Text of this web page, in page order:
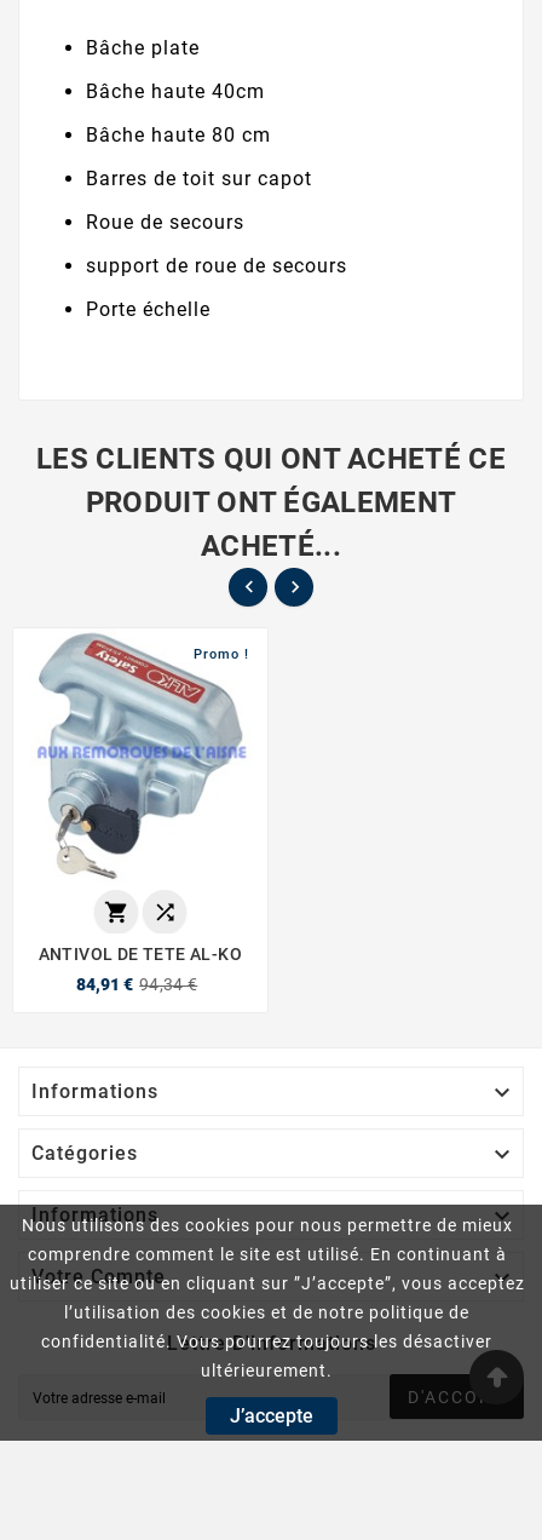
Nous utilisons des cookies pour nous permettre de mieux
comprendre comment le site est utilisé. En continuant à
utiliser ce site ou en cliquant sur ”J’accepte”, vous acceptez
l’utilisation des cookies et de notre politique de
confidentialité. Vous pourrez toujours les désactiver
ultérieurement.
J’accepte
Bâche plate
Bâche haute 40cm
Bâche haute 80 cm
Barres de toit sur capot
Roue de secours
support de roue de secours
Porte échelle
LES CLIENTS QUI ONT ACHETÉ CE
PRODUIT ONT ÉGALEMENT
ACHETÉ...
 
Promo !
 
ANTIVOL DE TETE AL-KO
84,91 € 94,34 €
Informations 
Catégories 
Informations 
Votre Compte 
Lettre D'informations
D'ACCORD